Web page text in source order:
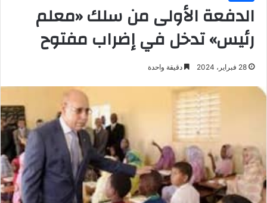
الدفعة الأولى من سلك «معلم
رئيس» تدخل في إضراب مفتوح
28 فبراير، 2024 دقيقة واحدة